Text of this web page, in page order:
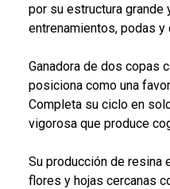
por su estructura grande
entrenamientos, podas
Ganadora de dos copas
posiciona como una
Completa su ciclo en
vigorosa que produce
Su producción de resina
flores y hojas cercanas